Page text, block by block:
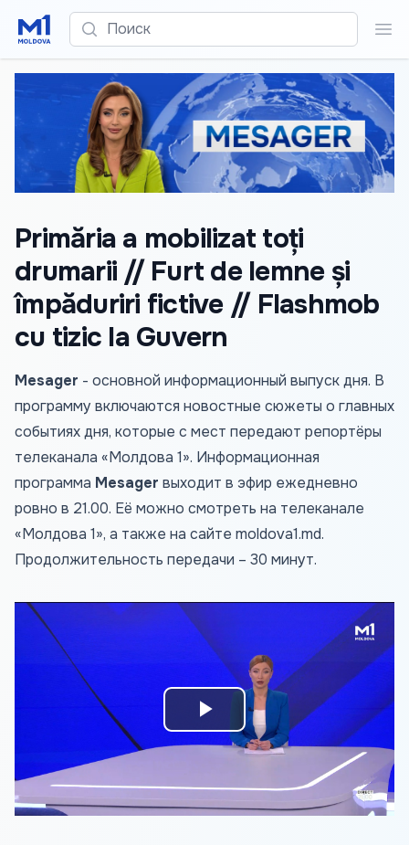
Поиск
Primăria a mobilizat toți
drumarii // Furt de lemne și
împăduriri fictive // Flashmob
cu tizic la Guvern
Mesager - основной информационный выпуск дня. В
программу включаются новостные сюжеты о главных
событиях дня, которые с мест передают репортёры
телеканала «Молдова 1». Информационная
программа Mesager выходит в эфир ежедневно
ровно в 21.00. Её можно смотреть на телеканале
«Молдова 1», а также на сайте moldova1.md.
Продолжительность передачи – 30 минут.
Play